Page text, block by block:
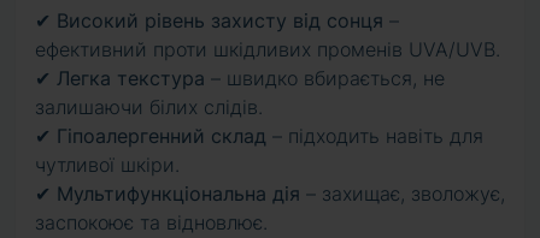
✔ Високий рівень захисту від сонця –
ефективний проти шкідливих променів UVA/UVB.
✔ Легка текстура – швидко вбирається, не
залишаючи білих слідів.
✔ Гіпоалергенний склад – підходить навіть для
чутливої шкіри.
✔ Мультифункціональна дія – захищає, зволожує,
заспокоює та відновлює.